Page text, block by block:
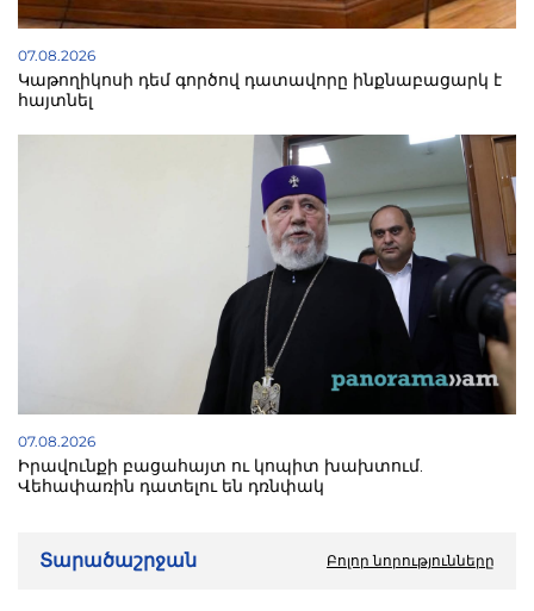
07.08.2026
Կաթողիկոսի դեմ գործով դատավորը ինքնաբացարկ է
հայտնել
07.08.2026
Իրավունքի բացահայտ ու կոպիտ խախտում.
Վեհափառին դատելու են դռնփակ
Տարածաշրջան Բոլոր նորությունները